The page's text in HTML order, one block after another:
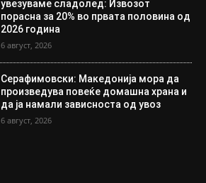
увезуваме сладолед: Извозот
порасна за 20% во првата половина од
2026 година
6 август, 2026
Серафимовски: Македонија мора да
произведува повеќе домашна храна и
да ја намали зависноста од увоз
6 август, 2026